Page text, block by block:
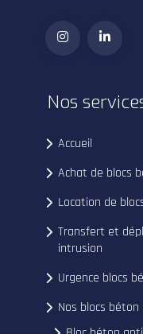
Nos
Accueil
Achat de blocs
Location de
Transfert et
intrusion
Urgence blocs
Nos blocs